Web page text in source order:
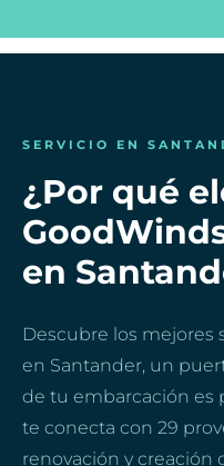
SERVICIO EN
¿Por qué
en
Descubre los mejores
en Santander, un
de tu embarcación es
te conecta con 29
renovación y creación